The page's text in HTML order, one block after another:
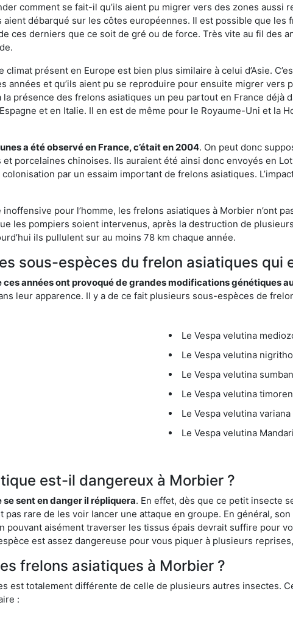
comment se fait-il qu’ils aient pu migrer vers des zones aussi
débarqué sur les côtes européennes. Il est possible que les
ces derniers que ce soit de gré ou de force. Très vite au fil des
présent en Europe est bien plus similaire à celui d’Asie.
années et qu’ils aient pu se reproduire pour ensuite migrer vers
la présence des frelons asiatiques un peu partout en France déjà
et en Italie. Il en est de même pour le Royaume-Uni et la
a été observé en France, c’était en 2004. On peut donc
porcelaines chinoises. Ils auraient été ainsi donc envoyés en
par un essaim important de frelons asiatiques.
pour l’homme, les frelons asiatiques à Morbier n’ont
les pompiers soient intervenus, après la destruction de
ils pullulent sur au moins 78 km chaque année.
sous-espèces du frelon asiatiques qui
années ont provoqué de grandes modifications génétiques
leur apparence. Il y a de ce fait plusieurs sous-espèces de
Le Vespa velutina
Le Vespa velutina
Le Vespa velutina
Le Vespa velutina
Le Vespa velutina variana
Le Vespa velutina
est-il dangereux à Morbier ?
sent en danger il répliquera. En effet, dès que ce petit insecte
pas rare de les voir lancer une attaque en groupe. En général,
aisément traverser les tissus épais devrait suffire pour
est assez dangereuse pour vous piquer à plusieurs
frelons asiatiques à Morbier ?
est totalement différente de celle de plusieurs autres insectes.
: